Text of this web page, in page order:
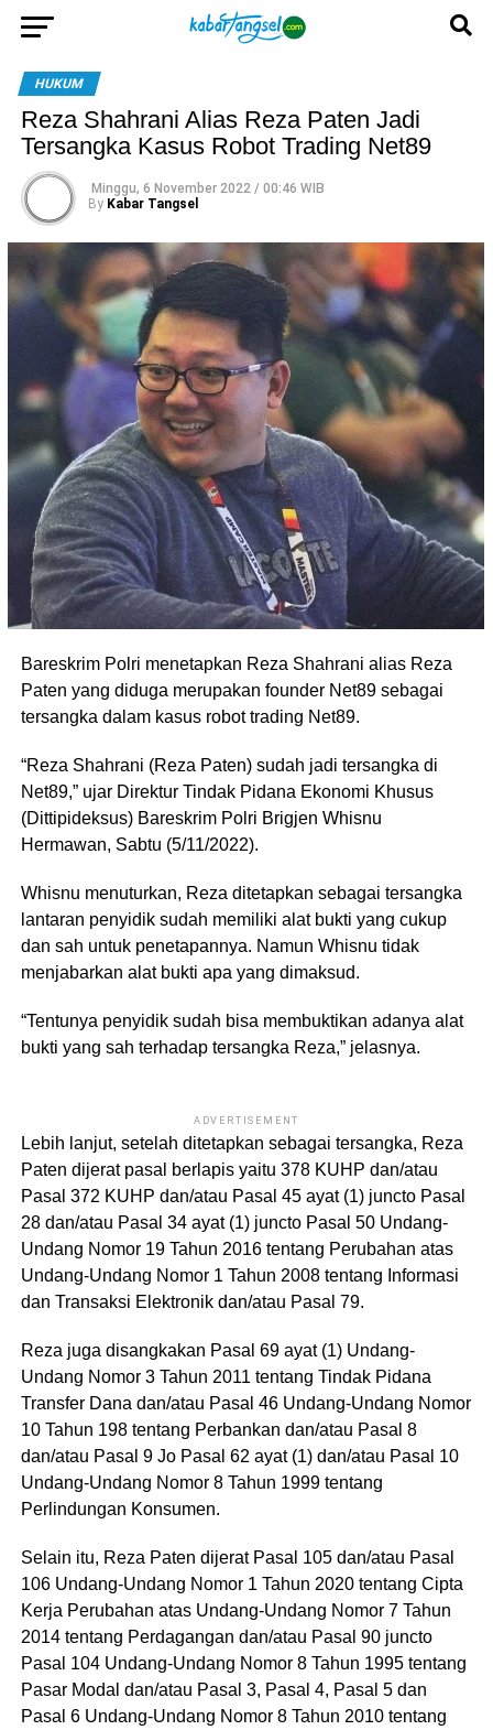
HUKUM
Reza Shahrani Alias Reza Paten Jadi
Tersangka Kasus Robot Trading Net89
Minggu, 6 November 2022 / 00:46 WIB
By Kabar Tangsel
Bareskrim Polri menetapkan Reza Shahrani alias Reza
Paten yang diduga merupakan founder Net89 sebagai
tersangka dalam kasus robot trading Net89.
“Reza Shahrani (Reza Paten) sudah jadi tersangka di
Net89,” ujar Direktur Tindak Pidana Ekonomi Khusus
(Dittipideksus) Bareskrim Polri Brigjen Whisnu
Hermawan, Sabtu (5/11/2022).
Whisnu menuturkan, Reza ditetapkan sebagai tersangka
lantaran penyidik sudah memiliki alat bukti yang cukup
dan sah untuk penetapannya. Namun Whisnu tidak
menjabarkan alat bukti apa yang dimaksud.
“Tentunya penyidik sudah bisa membuktikan adanya alat
bukti yang sah terhadap tersangka Reza,” jelasnya.
ADVERTISEMENT
Lebih lanjut, setelah ditetapkan sebagai tersangka, Reza
Paten dijerat pasal berlapis yaitu 378 KUHP dan/atau
Pasal 372 KUHP dan/atau Pasal 45 ayat (1) juncto Pasal
28 dan/atau Pasal 34 ayat (1) juncto Pasal 50 Undang-
Undang Nomor 19 Tahun 2016 tentang Perubahan atas
Undang-Undang Nomor 1 Tahun 2008 tentang Informasi
dan Transaksi Elektronik dan/atau Pasal 79.
Reza juga disangkakan Pasal 69 ayat (1) Undang-
Undang Nomor 3 Tahun 2011 tentang Tindak Pidana
Transfer Dana dan/atau Pasal 46 Undang-Undang Nomor
10 Tahun 198 tentang Perbankan dan/atau Pasal 8
dan/atau Pasal 9 Jo Pasal 62 ayat (1) dan/atau Pasal 10
Undang-Undang Nomor 8 Tahun 1999 tentang
Perlindungan Konsumen.
Selain itu, Reza Paten dijerat Pasal 105 dan/atau Pasal
106 Undang-Undang Nomor 1 Tahun 2020 tentang Cipta
Kerja Perubahan atas Undang-Undang Nomor 7 Tahun
2014 tentang Perdagangan dan/atau Pasal 90 juncto
Pasal 104 Undang-Undang Nomor 8 Tahun 1995 tentang
Pasar Modal dan/atau Pasal 3, Pasal 4, Pasal 5 dan
Pasal 6 Undang-Undang Nomor 8 Tahun 2010 tentang